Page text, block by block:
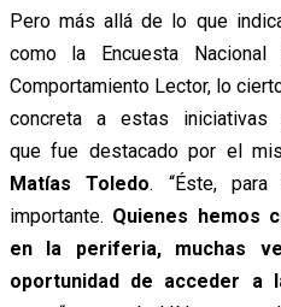
Pero más allá de lo que
como la Encuesta
Comportamiento Lector, lo
concreta a estas
que fue destacado por el
Matías Toledo. “Éste,
importante. Quienes hemos
en la periferia, muchas
oportunidad de acceder